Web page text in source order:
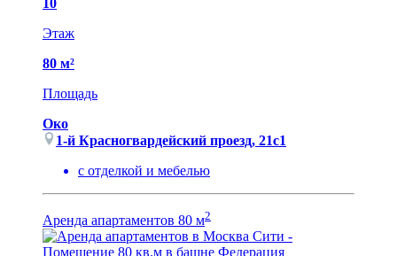
10
Этаж
80 м²
Площадь
Око
1-й Красногвардейский проезд, 21с1
с отделкой и мебелью
Аренда апартаментов 80 м2